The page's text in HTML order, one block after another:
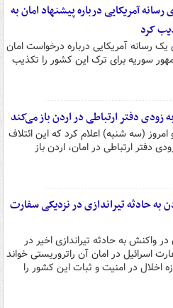
رسانه آمریکایی درباره پیشنهاد امان به
کرد
یک رسانه آمریکایی درباره درخواست امان
سوریه برای ترک این کشور را تکذیب
زودی دفتر ارتباطی در اردن باز می‌کند
امروز (سه شنبه) اعلام کرد که این ائتلاف
دفتر ارتباطی در امان،‌ اردن باز
به حادثه تیراندازی در نزدیکی سفارت
واکنش به حادثه تیراندازی اخیر در
اسرائیل در امان آن راتروریستی خواند
اخلال در امنیت و ثبات این کشور را